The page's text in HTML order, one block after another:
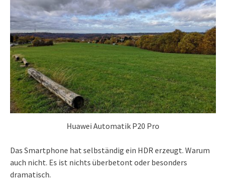
Huawei Automatik P20 Pro
Das Smartphone hat selbständig ein HDR erzeugt. Warum
auch nicht. Es ist nichts überbetont oder besonders
dramatisch.